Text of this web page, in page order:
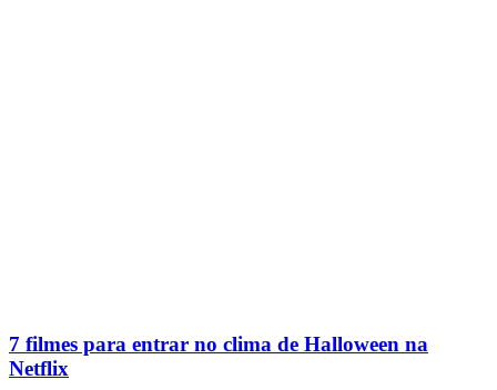
7 filmes para entrar no clima de Halloween na
Netflix